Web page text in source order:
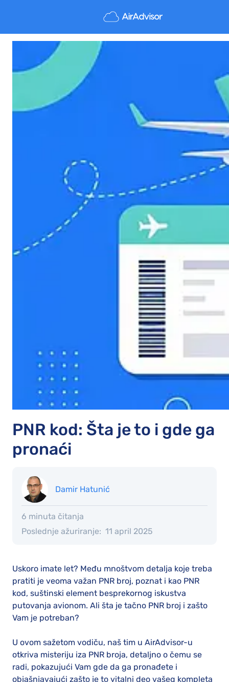
PNR kod: Šta je to i gde ga
pronaći
Damir Hatunić
6 minuta čitanja
Poslednje ažuriranje: 11 april 2025
Uskoro imate let? Među mnoštvom detalja koje treba
pratiti je veoma važan PNR broj, poznat i kao PNR
kod, suštinski element besprekornog iskustva
putovanja avionom. Ali šta je tačno PNR broj i zašto
Vam je potreban?
U ovom sažetom vodiču, naš tim u AirAdvisor-u
otkriva misteriju iza PNR broja, detaljno o ​​čemu se
radi, pokazujući Vam gde da ga pronađete i
objašnjavajući zašto je to vitalni deo vašeg kompleta